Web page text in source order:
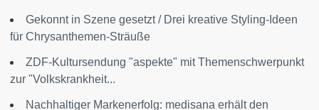
Gekonnt in Szene gesetzt / Drei kreative Styling-Ideen
für Chrysanthemen-Sträuße
ZDF-Kultursendung "aspekte" mit Themenschwerpunkt
zur "Volkskrankheit...
Nachhaltiger Markenerfolg: medisana erhält den